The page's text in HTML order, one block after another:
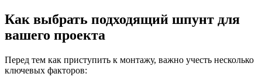
Как выбрать подходящий шпунт для
вашего проекта
Перед тем как приступить к монтажу, важно учесть несколько
ключевых факторов: